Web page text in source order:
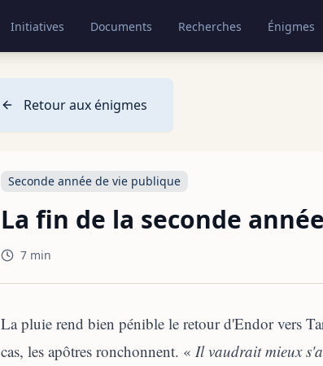
Initiatives Documents Recherches Énigmes
Retour aux énigmes
Seconde année de vie publique
La fin de la seconde année
7 min
La pluie rend bien pénible le retour d'Endor vers
cas, les apôtres ronchonnent. « Il vaudrait mieux